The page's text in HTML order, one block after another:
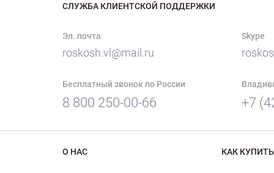
СЛУЖБА КЛИЕНТСКОЙ ПОДДЕРЖКИ
Эл. почта
roskosh.vl@mail.ru
Skype
Бесплатный звонок по России
8 800 250-00-66 +7
О НАС КАК КУПИТЬ